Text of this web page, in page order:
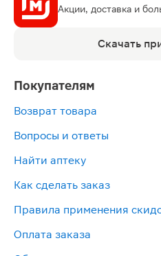
Акции, доставка и
Скачать
Покупателям
Возврат товара
Вопросы и ответы
Найти аптеку
Как сделать заказ
Правила применения
Оплата заказа